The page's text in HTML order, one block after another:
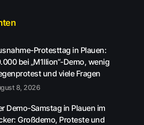
Protesttag in Plauen:
bei „M1llion“-Demo, wenig
und viele Fragen
8, 2026
Demo-Samstag in Plauen im
Großdemo, Proteste und